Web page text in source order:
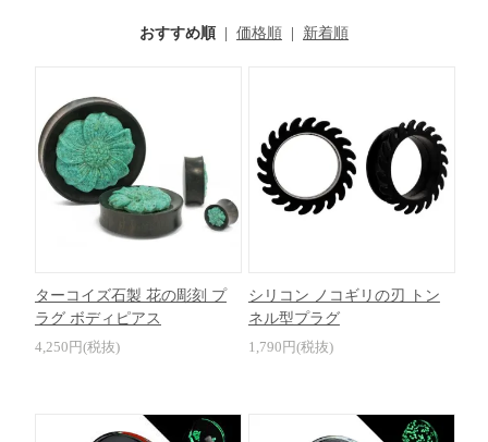
おすすめ順 価格順 新着順
ターコイズ石製 花の彫刻 プ
ラグ ボディピアス
4,250円(税抜)
シリコン ノコギリの刃 トン
ネル型プラグ
1,790円(税抜)